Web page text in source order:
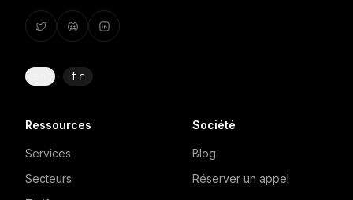
· fr
Ressources
Services
Secteurs
Société
Blog
Réserver un appel